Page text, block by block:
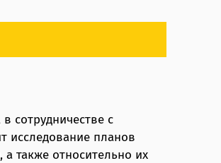
сотрудничестве с
исследование планов
также относительно их